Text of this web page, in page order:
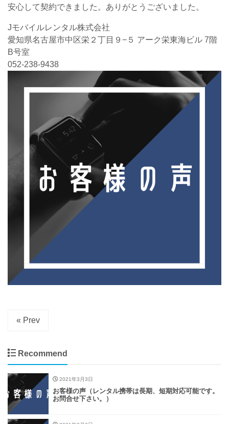
安心して契約できました。ありがとうございました。
Jモバイルレンタル株式会社
愛知県名古屋市中区栄２丁目９−５ アーク栄東海ビル 7階
B号室
052-238-9438
« Prev
Recommend
2021年3月3日
お客様の声（レンタル携帯は長期、短期対応可能です。
お問合せ下さい。）